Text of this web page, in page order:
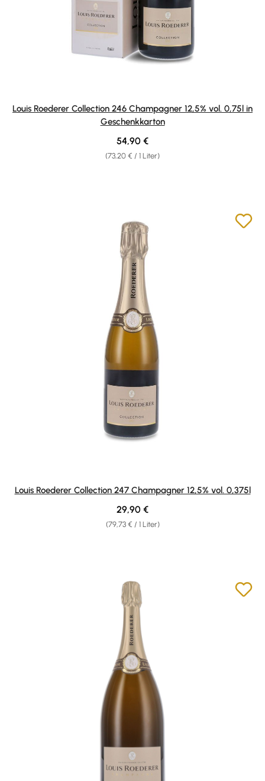
Louis Roederer Collection 246 Champagner 12,5% vol. 0,75l in
Geschenkkarton
(73,20 € / 1 Liter)
Regulärer Preis:
54,90 €
Louis Roederer Collection 247 Champagner 12,5% vol. 0,375l
(79,73 € / 1 Liter)
Regulärer Preis:
29,90 €